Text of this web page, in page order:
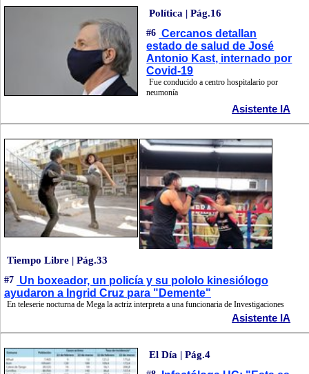
Política | Pág.16
#6 Cercanos detallan
estado de salud de José
Antonio Kast, internado por
Covid-19
Fue conducido a centro hospitalario por
neumonía
Asistente IA
Tiempo Libre | Pág.33
#7 Un boxeador, un policía y su pololo kinesiólogo
ayudaron a Ingrid Cruz para "Demente"
En teleserie nocturna de Mega la actriz interpreta a una funcionaria de Investigaciones
Asistente IA
El Día | Pág.4